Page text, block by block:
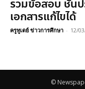
รวมข้อสอบ ชั้น
เอกสารแก้ไขได้
ครูทูเดย์ ข่าวการศึกษา - 12/
©